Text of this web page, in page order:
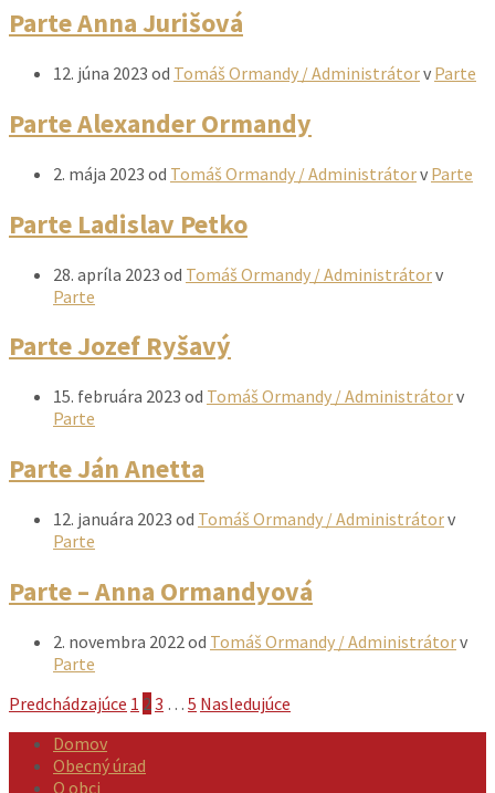
Parte Anna Jurišová
12. júna 2023 od Tomáš Ormandy / Administrátorv Parte
Parte Alexander Ormandy
2. mája 2023 od Tomáš Ormandy / Administrátorv Parte
Parte Ladislav Petko
28. apríla 2023 od Tomáš Ormandy / Administrátorv
Parte
Parte Jozef Ryšavý
15. februára 2023 od Tomáš Ormandy / Administrátorv
Parte
Parte Ján Anetta
12. januára 2023 od Tomáš Ormandy / Administrátorv
Parte
Parte – Anna Ormandyová
2. novembra 2022od Tomáš Ormandy / Administrátorv
Parte
Stránkovanie
príspevkov
Predchádzajúce 1 23 … 5 Nasledujúce
Domov
Obecný úrad
O obci